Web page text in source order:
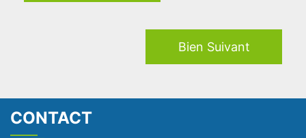
Bien Suivant
CONTACT